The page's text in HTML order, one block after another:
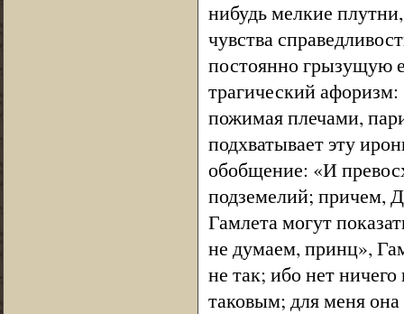
нибудь мелкие
чувства
постоянно грызущую
трагический
пожимая плечами,
подхватывает эту
обобщение: «И
подземелий; причем,
Гамлета могут
не думаем, принц»,
не так; ибо нет
таковым; для меня